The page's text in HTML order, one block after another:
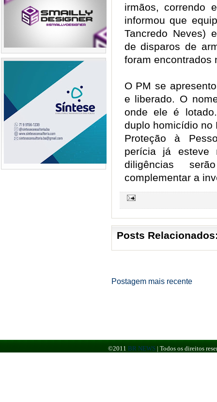
irmãos, correndo
informou que
Tancredo Neves)
de disparos de
foram
O PM se
e liberado. O
onde ele é
duplo homicídio no
Proteção à
perícia já esteve
diligências
complementar a
Posts
Postagem mais recente
©2011 BR NEWS | Todos os direitos